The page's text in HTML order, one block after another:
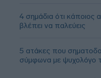
4 σημάδια ότι κάποιος
βλέπει να παλεύεις
5 ατάκες που
σύμφωνα με ψυχολόγο